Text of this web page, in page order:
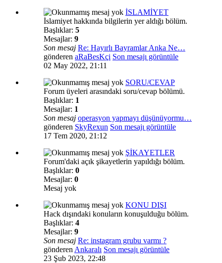
İSLAMİYET
İslamiyet hakkında bilgilerin yer aldığı bölüm.
Başlıklar: 5
Mesajlar: 9
Son mesaj Re: Hayırlı Bayramlar Anka Ne…
gönderen aRaBesKçi Son mesajı görüntüle
02 May 2022, 21:11
SORU/CEVAP
Forum üyeleri arasındaki soru/cevap bölümü.
Başlıklar: 1
Mesajlar: 1
Son mesaj operasyon yapmayı düşünüyormu…
gönderen SkyRexun Son mesajı görüntüle
17 Tem 2020, 21:12
ŞİKAYETLER
Forum'daki açık şikayetlerin yapıldığı bölüm.
Başlıklar: 0
Mesajlar: 0
Mesaj yok
KONU DIŞI
Hack dışındaki konuların konuşulduğu bölüm.
Başlıklar: 4
Mesajlar: 9
Son mesaj Re: instagram grubu varmı ?
gönderen Ankaralı Son mesajı görüntüle
23 Şub 2023, 22:48